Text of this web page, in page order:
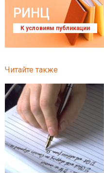
РИНЦ
К условиям публикации
Читайте также